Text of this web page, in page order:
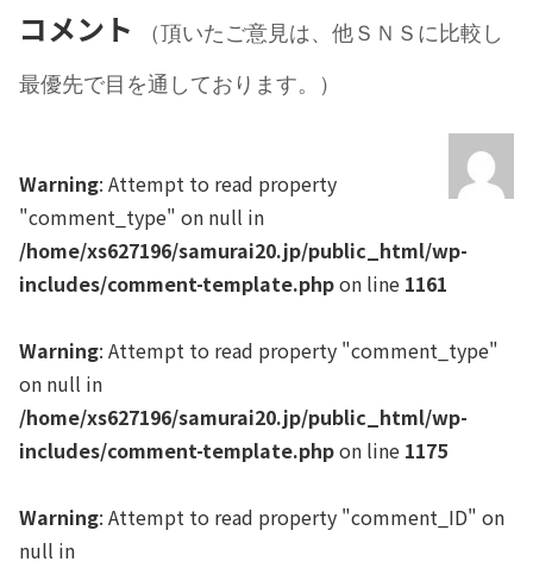
コメント
（頂いたご意見は、他ＳＮＳに比較し
最優先で目を通しております。）
Warning: Attempt to read property
"comment_type" on null in
/home/xs627196/samurai20.jp/public_html/wp-
includes/comment-template.phpon line 1161
Warning: Attempt to read property "comment_type"
on null in
/home/xs627196/samurai20.jp/public_html/wp-
includes/comment-template.phpon line 1175
Warning: Attempt to read property "comment_ID" on
null in